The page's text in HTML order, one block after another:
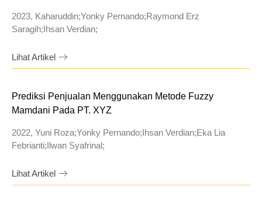
2023, Kaharuddin;Yonky Pernando;Raymond Erz
Saragih;Ihsan Verdian;
Lihat Artikel
Prediksi Penjualan Menggunakan Metode Fuzzy
Mamdani Pada PT. XYZ
2022, Yuni Roza;Yonky Pernando;Ihsan Verdian;Eka Lia
Febrianti;Ilwan Syafrinal;
Lihat Artikel